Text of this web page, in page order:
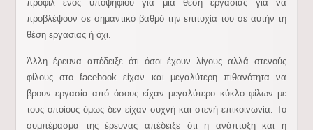
προφίλ ενός υποψηφίου για μια θέση εργασίας για να
προβλέψουν σε σημαντικό βαθμό την επιτυχία του σε αυτήν τη
θέση εργασίας ή όχι.
Άλλη έρευνα απέδειξε ότι όσοι έχουν λίγους αλλά στενούς
φίλους στο facebook είχαν και μεγαλύτερη πιθανότητα να
βρουν εργασία από όσους είχαν μεγαλύτερο κύκλο φίλων με
τους οποίους όμως δεν είχαν συχνή και στενή επικοινωνία. Το
συμπέρασμα της έρευνας απέδειξε ότι η ανάπτυξη και η